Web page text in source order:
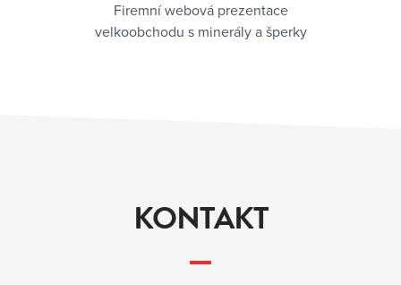
Firemní webová prezentace
velkoobchodu s minerály a šperky
KONTAKT